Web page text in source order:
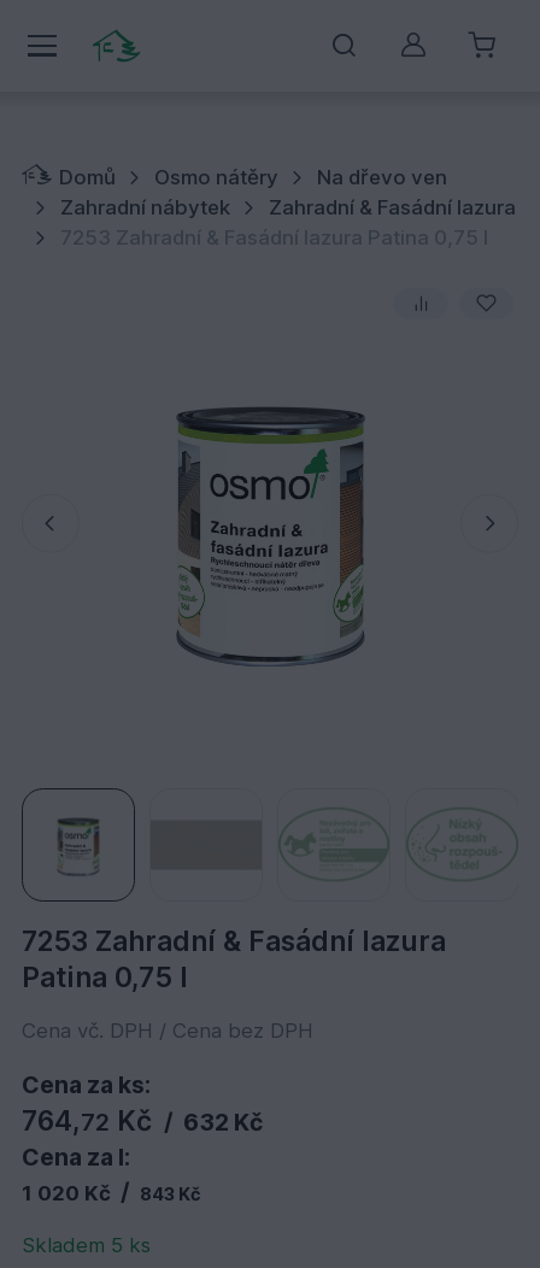
Můj účet
Domů Osmo nátěry
Na dřevo ven
Zahradní nábytek
Zahradní & Fasádní lazura
7253 Zahradní & Fasádní lazura Patina 0,75 l
7253 Zahradní & Fasádní lazura
Patina 0,75 l
Cena vč. DPH / Cena bez DPH
Cena za ks:
764,72 Kč / 632 Kč
Cena za l:
1 020 Kč / 843 Kč
Skladem 5 ks